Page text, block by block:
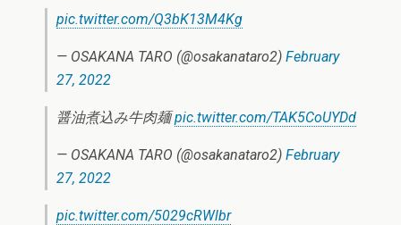
pic.twitter.com/Q3bK13M4Kg
— OSAKANA TARO (@osakanataro2) February
27, 2022
醤油煮込み牛肉麺pic.twitter.com/TAK5CoUYDd
— OSAKANA TARO (@osakanataro2) February
27, 2022
pic.twitter.com/5029cRWlbr